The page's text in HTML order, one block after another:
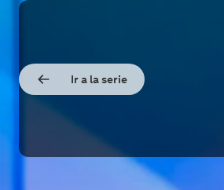
Ir a la serie